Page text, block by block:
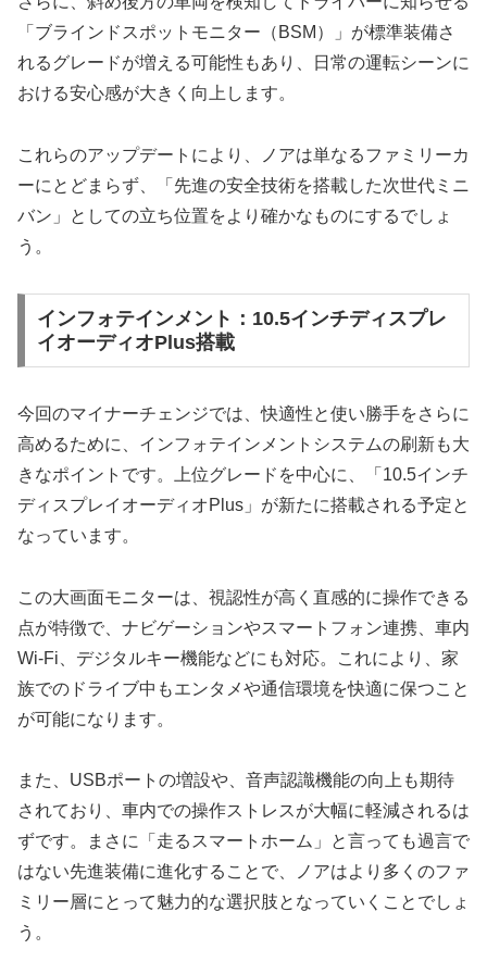
「ブラインドスポットモニター（BSM）」が標準装備さ
れるグレードが増える可能性もあり、日常の運転シーンに
おける安心感が大きく向上します。
これらのアップデートにより、ノアは単なるファミリーカ
ーにとどまらず、「先進の安全技術を搭載した次世代ミニ
バン」としての立ち位置をより確かなものにするでしょ
う。
インフォテインメント：10.5インチディスプレ
イオーディオPlus搭載
今回のマイナーチェンジでは、快適性と使い勝手をさらに
高めるために、インフォテインメントシステムの刷新も大
きなポイントです。上位グレードを中心に、「10.5インチ
ディスプレイオーディオPlus」が新たに搭載される予定と
なっています。
この大画面モニターは、視認性が高く直感的に操作できる
点が特徴で、ナビゲーションやスマートフォン連携、車内
Wi-Fi、デジタルキー機能などにも対応。これにより、家
族でのドライブ中もエンタメや通信環境を快適に保つこと
が可能になります。
また、USBポートの増設や、音声認識機能の向上も期待
されており、車内での操作ストレスが大幅に軽減されるは
ずです。まさに「走るスマートホーム」と言っても過言で
はない先進装備に進化することで、ノアはより多くのファ
ミリー層にとって魅力的な選択肢となっていくことでしょ
う。